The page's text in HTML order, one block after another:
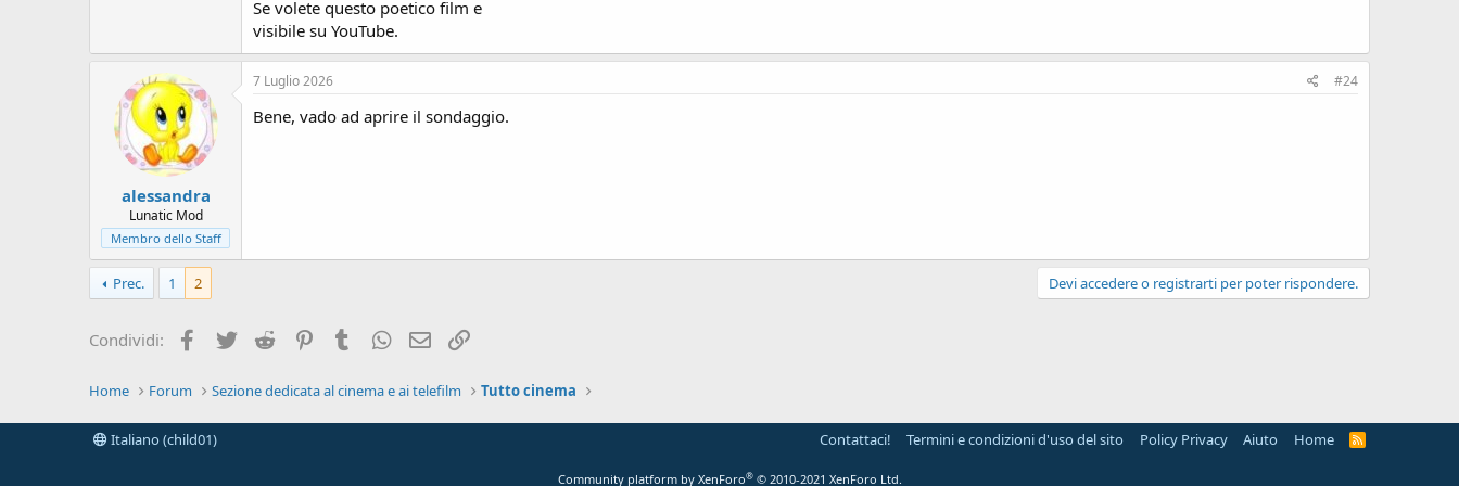
Se volete questo poetico film e
visibile su YouTube.
alessandra
Lunatic Mod
Membro dello Staff
7 Luglio 2026 #24
Bene, vado ad aprire il sondaggio.
Prec. 1 2 Devi accedere o registrarti per poter rispondere.
Condividi: Facebook
Twitter Reddit PinterestTumblr WhatsApp
e-mail
Home Forum Sezione dedicata al cinema e ai telefilm Tutto cinema
Italiano (child01) Contattaci! Termini e condizioni d'uso del sito Policy Privacy Aiuto Home
R
Community platform by XenForo® © 2010-2021 XenForo Ltd.